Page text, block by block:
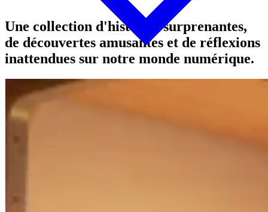
Une collection d'histoires surprenantes,
de découvertes amusantes et de réflexions
inattendues sur notre monde numérique.